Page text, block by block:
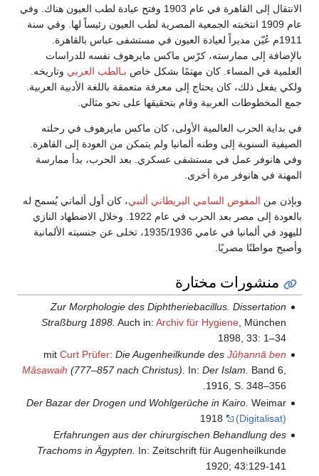
الانتقال إلى القاهرة في عام 1903 وفتح عيادة لطب العيون هناك. وفي
عام 1909 انتخبته الجمعية المصرية لطب العيون رئيساً لها. وفي سنة
1911م عُيّن مديراً لعيادة العيون في مستشفى عباس بالقاهرة.
بالإضافة إلى ممارسته، كرّس ماكس مايرهوف نفسه للدراسات
العلمية في المساء. كان مهتمًا بشكل خاص بـالطب العربي وتاريخه.
ولكي يفعل ذلك، كان يحتاج إلى معرفة متعمقة باللغة الأدبية العربية.
جمع المخطوطات العربية وقام بتحقيقها على نحو مثالي.
في بداية الحرب العالمية الأولى، كان ماكس مايرهوف في رحلته
الصيفية السنوية إلى وطنه ألمانيا ولم يتمكن من العودة إلى القاهرة.
وفي هانوفر عمل في مستشفى عسكري. بعد الحرب، بدأ ممارسة
المهنة في هانوفر مرة أخرى.
وبإذن من المفوض السامي البريطاني ألنبي، كان أول ألماني يُسمح له
بالعودة إلى مصر بعد الحرب في عام 1922. وخلال الاضطهاد النازي
لليهود في ألمانيا في عامي 1935/1936، تخلى عن جنسيته الألمانية
وأصبح مواطنًا مصريًا.
منشورات مختارة
Zur Morphologie des Diphtheriebacillus. Dissertation
Straßburg 1898. Auch in: Archiv für Hygiene, München
1898, 33: 1–34
mit Curt Prüfer: Die Augenheilkunde des Jûḥannā ben
Mâsawaih (777–857 nach Christus). In: Der Islam. Band 6,
1916, S. 348–356.
Der Bazar der Drogen und Wohlgerüche in Kairo. Weimar
1918
(Digitalisat)
Erfahrungen aus der chirurgischen Behandlung des
Trachoms in Ägypten.
In: Zeitschrift für Augenheilkunde
1920; 43:129-141